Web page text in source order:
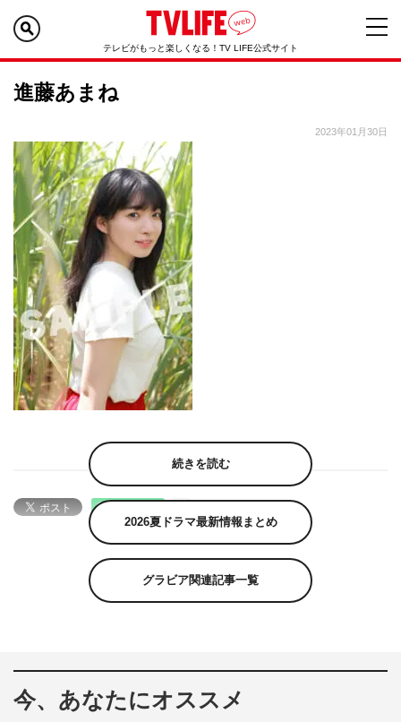
テレビがもっと楽しくなる！TV LIFE公式サイト
進藤あまね
2023年01月30日
続きを読む
2026夏ドラマ最新情報まとめ
グラビア関連記事一覧
今、あなたにオススメ